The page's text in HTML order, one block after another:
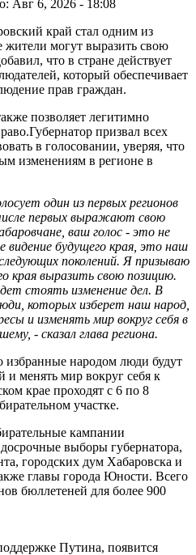
Авг 6, 2026 - 18:08
край стал одним из
жители могут выразить свою
что в стране действует
который обеспечивает
прав граждан.
позволяет легитимно
призвал всех
в голосовании, уверяя, что
изменениям в регионе в
один из первых регионов
первых выражают свою
ваш голос - это не
будущего края, это наш
поколений. Я призываю
края выразить свою позицию.
стоять изменение дел. В
которых изберет наш народ,
и изменять мир вокруг себя в
- сказал глава региона.
избранные народом люди будут
и менять мир вокруг себя к
крае проходят с 6 по 8
участке.
кампании
выборы губернатора,
городских дум Хабаровска и
главы города Юности. Всего
бюллетеней для более 900